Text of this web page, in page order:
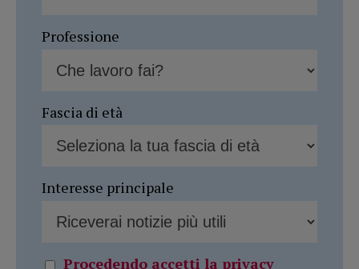
Professione
Fascia di età
Interesse principale
Procedendo accetti la privacy